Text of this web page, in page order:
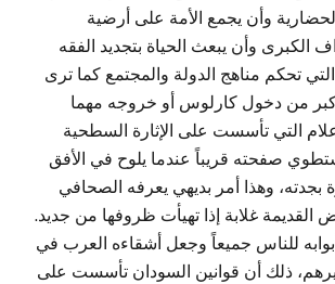
وأن يجمع الأمة على أرضية
الكبرى وأن يبعث الحياة بتجديد الفقه
تحكم مناهج الدولة والمجتمع كما ترى
من دخول كارلوس أو خروجه مهما
التي تأسست على الإثارة السطحية
صفحته قريباً عندما يلوح في الأفق
بجدته، وهذا أمر بديهي يعرفه الصحافي
القديمة غلابة إذا تهيأت ظروفها من جديد.
للناس جميعاً وجعل أشقاءه العرب في
ذلك أن قوانين السودان تأسست على